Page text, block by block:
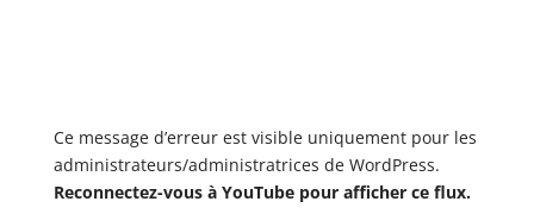
Ce message d’erreur est visible uniquement pour les
administrateurs/administratrices de WordPress.
Reconnectez-vous à YouTube pour afficher ce flux.